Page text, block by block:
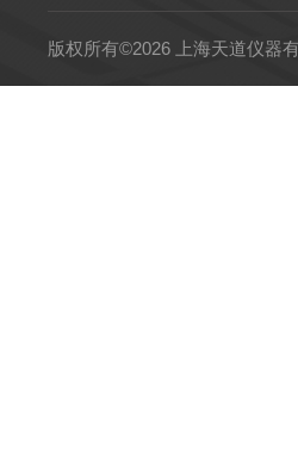
版权所有©2026 上海天道仪器